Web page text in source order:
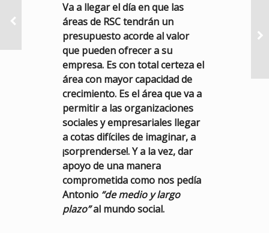
Va a llegar el día en que las
áreas de RSC tendrán un
presupuesto acorde al valor
que pueden ofrecer a su
empresa. Es con total certeza el
área con mayor capacidad de
crecimiento. Es el área que va a
permitir a las organizaciones
sociales y empresariales llegar
a cotas difíciles de imaginar, a
¡sorprenderse!. Y a la vez, dar
apoyo de una manera
comprometida como nos pedía
Antonio “de medio y largo
plazo”al mundo social.